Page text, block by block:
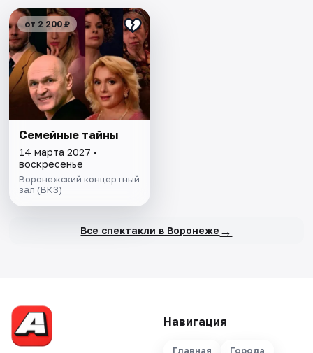
от 2 200 ₽
Семейные тайны
14 марта 2027 •
воскресенье
Воронежский концертный
зал (ВКЗ)
Все спектакли в Воронеже →
Навигация
Главная
Города